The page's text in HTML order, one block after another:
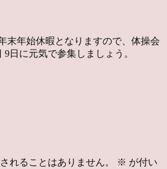
末年始休暇となりますので、体操会
日に元気で参集しましょう。
れることはありません。 ※ が付い